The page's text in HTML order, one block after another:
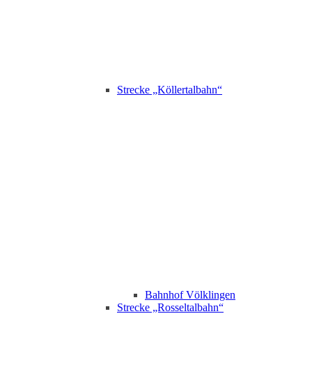
Strecke „Köllertalbahn“
Bahnhof Völklingen
Strecke „Rosseltalbahn“